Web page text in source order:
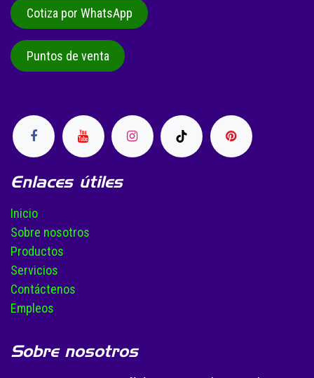
Enlaces útiles
Inicio
Sobre nosotros
Productos
Servicios
Contáctenos
Empleos
Sobre nosotros
Cotiza por WhatsApp
Puntos de venta